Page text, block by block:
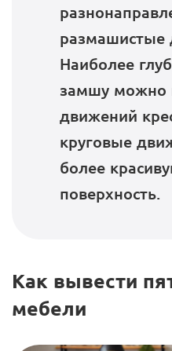
размашистые
Наиболее
замшу можно
движений
круговые
более
поверхность.
Как вывести
мебели